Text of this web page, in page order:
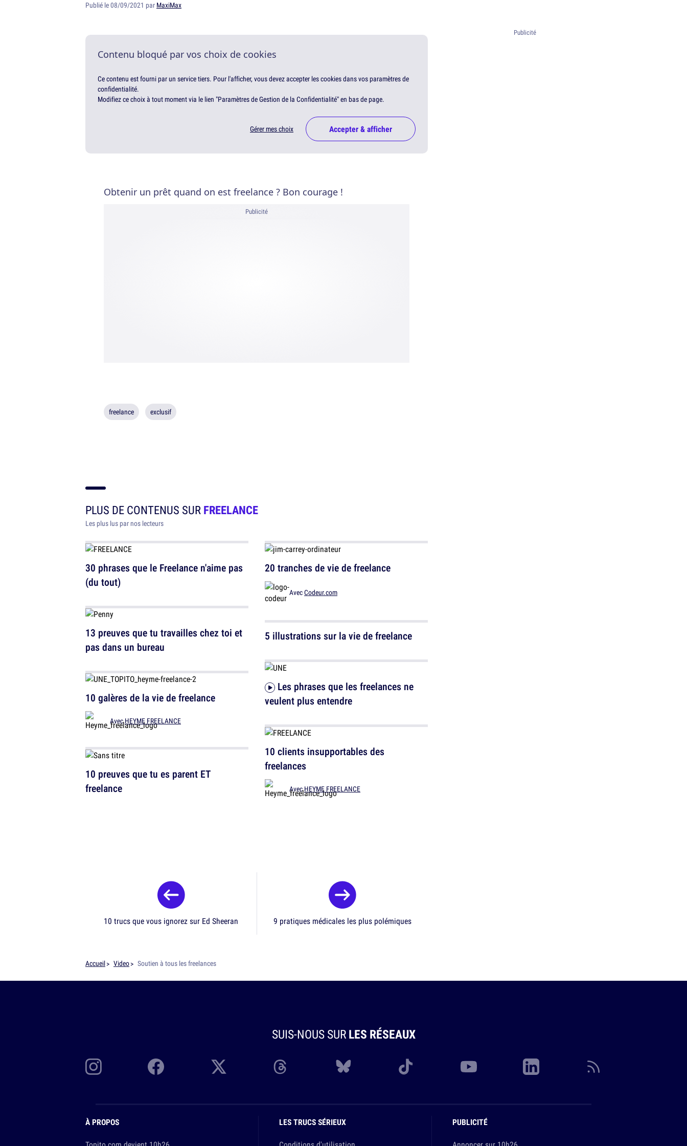
Publié le 08/09/2021 par MaxiMax
Contenu bloqué par vos choix de cookies
Ce contenu est fourni par un service tiers. Pour l'afficher, vous devez accepter les cookies dans vos paramètres de
confidentialité.
Modifiez ce choix à tout moment via le lien "Paramètres de Gestion de la Confidentialité" en bas de page.
Gérer mes choix Accepter & afficher
Obtenir un prêt quand on est freelance ? Bon courage !
Publicité
freelance exclusif
PLUS DE CONTENUS SURFREELANCE
Les plus lus par nos lecteurs
30 phrases que le Freelance n'aime pas
(du tout)
13 preuves que tu travailles chez toi et
pas dans un bureau
10 galères de la vie de freelance
AvecHEYME FREELANCE
10 preuves que tu es parent ET
freelance
20 tranches de vie de freelance
AvecCodeur.com
5 illustrations sur la vie de freelance
veulent plus entendre
10 clients insupportables des
freelances
AvecHEYME FREELANCE
10 trucs que vous ignorez sur Ed Sheeran 9 pratiques médicales les plus polémiques
Accueil Video Soutien à tous les freelances
SUIS-NOUS SURLES RÉSEAUX
À PROPOS
LES TRUCS SÉRIEUX
PUBLICITÉ